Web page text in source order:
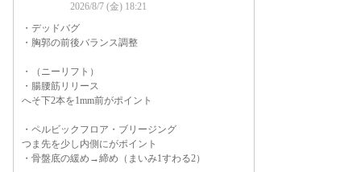
2026/8/7 (金) 18:21
・デッドバグ
・胸郭の前後バランス調整
・（ニーリフト）
・腸腰筋リリース
へそ下2本を1mm前がポイント
・ペルビックフロア・ブリージング
つま先を少し内側にがポイント
・骨盤底の緩め→締め（まいみ1すわる2）